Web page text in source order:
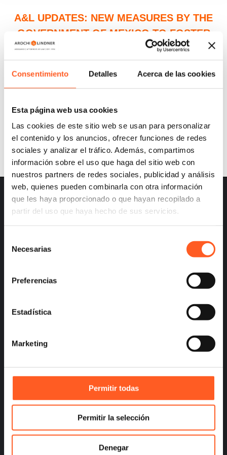
Consentimiento Detalles Acerca de las cookies
Esta página web usa cookies
Las cookies de este sitio web se usan para personalizar
el contenido y los anuncios, ofrecer funciones de redes
sociales y analizar el tráfico. Además, compartimos
información sobre el uso que haga del sitio web con
nuestros partners de redes sociales, publicidad y análisis
web, quienes pueden combinarla con otra información
que les haya proporcionado o que hayan recopilado a
partir del uso que haya hecho de sus servicios.
Necesarias
Preferencias
Estadística
Marketing
Permitir todas
Permitir la selección
Denegar
A&L UPDATES: NEW MEASURES BY THE
GOVERNMENT OF MEXICO TO FOSTER
FOREIGN INVESTMENTS IN THE CONTEXT
OF “NEARSHORING” AND THE SPECIFIC
AREAS IN WHICH AROCHI & LINDNER S.C.
THEIR ARRIVAL TO THIS COUNTRY.
– Terms and Conditions
+52 55 5095 2050
+34 96 513 5918